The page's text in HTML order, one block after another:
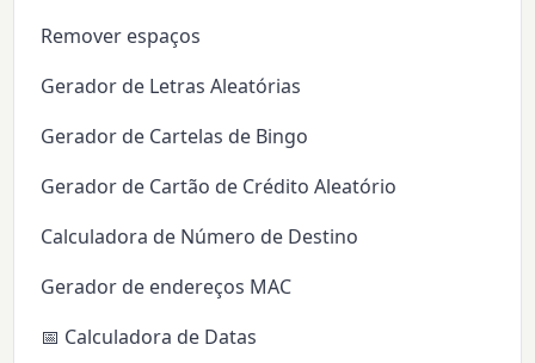
Remover espaços
Gerador de Letras Aleatórias
Gerador de Cartelas de Bingo
Gerador de Cartão de Crédito Aleatório
Calculadora de Número de Destino
Gerador de endereços MAC
📅 Calculadora de Datas